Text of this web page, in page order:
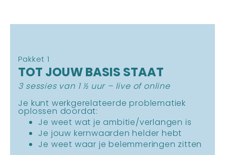
Pakket 1
TOT JOUW BASIS STAAT
3 sessies van 1 ½ uur – live of online
Je kunt werkgerelateerde problematiek
oplossen doordat:
Je weet wat je ambitie/verlangen is
Je jouw kernwaarden helder hebt
Je weet waar je belemmeringen zitten